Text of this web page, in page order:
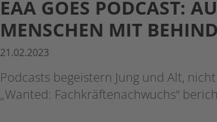
EAA GOES PODCAST:
MENSCHEN MIT
21.02.2023
Podcasts begeistern Jung und Alt,
„Wanted: Fachkräftenachwuchs“